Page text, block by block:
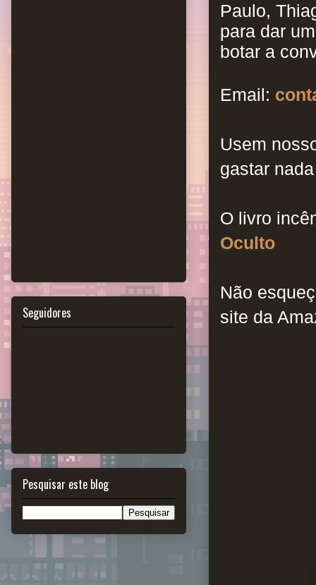
Paulo,
para dar
botar a
Email:
Usem
gastar
O livro
Oculto
Não
site da
Seguidores
Pesquisar este blog